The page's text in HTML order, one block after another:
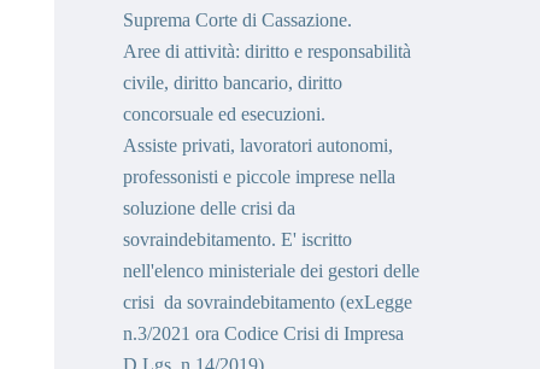
Suprema Corte di Cassazione.
Aree di attività: diritto e responsabilità
civile, diritto bancario, diritto
concorsuale ed esecuzioni.
Assiste privati, lavoratori autonomi,
professonisti e piccole imprese nella
soluzione delle crisi da
sovraindebitamento. E' iscritto
nell'elenco ministeriale dei gestori delle
crisi da sovraindebitamento (exLegge
n.3/2021 ora Codice Crisi di Impresa
D.Lgs. n.14/2019) .